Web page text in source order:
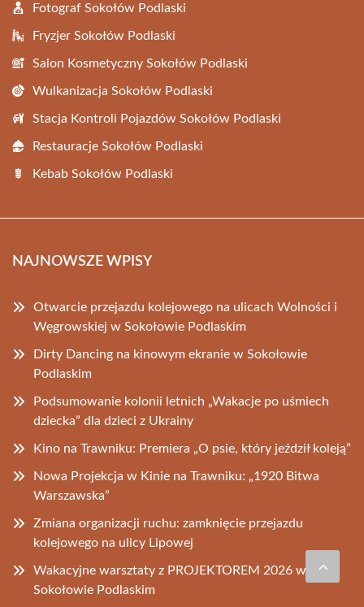
Fotograf Sokołów Podlaski
Fryzjer Sokołów Podlaski
Salon Kosmetyczny Sokołów Podlaski
Wulkanizacja Sokołów Podlaski
Stacja Kontroli Pojazdów Sokołów Podlaski
Restauracje Sokołów Podlaski
Kebab Sokołów Podlaski
NAJNOWSZE WPISY
Otwarcie przejazdu kolejowego na ulicach Wolności i
Węgrowskiej w Sokołowie Podlaskim
Dirty Dancing na kinowym ekranie w Sokołowie
Podlaskim
Podsumowanie kolonii letnich „Wakacje po uśmiech
dziecka” dla dzieci z Ukrainy
Kino na Trawniku: Premiera „O psie, który jeździł koleją”
Nowa Projekcja w Kinie na Trawniku: „1920 Bitwa
Warszawska”
Zmiana organizacji ruchu: zamknięcie przejazdu
kolejowego na ulicy Lipowej
Wakacyjne warsztaty z PROJEKTOREM 2026 w
Sokołowie Podlaskim